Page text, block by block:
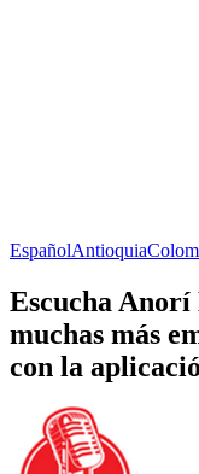
EspañolAntioquia
Escucha
muchas más
con la